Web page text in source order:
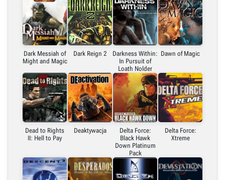
Dark Messiah of
Might and Magic
Dark Reign 2
Darkness Within:
In Pursuit of
Loath Nolder
Dawn of Magic
Dead to Rights
II: Hell to Pay
Deaktywacja
Delta Force:
Black Hawk
Down Platinum
Pack
Delta Force:
Xtreme